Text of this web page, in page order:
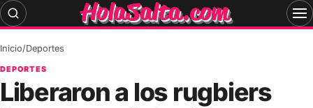
Skip
to
Inicio/Deportes
DEPORTES
Liberaron a los rugbiers